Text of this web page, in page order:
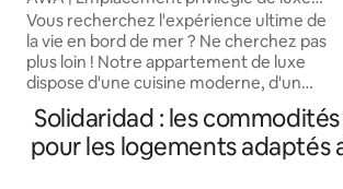
avec deux chambres - Playacar
Vous recherchez l'expérience ultime de
la vie en bord de mer ? Ne cherchez pas
plus loin ! Notre appartement de luxe
dispose d'une cuisine moderne, d'un
salon confortable et de chambres
confortables - le tout au cœur de la ville.
Bénéficiant d'un emplacement
privilégié, vous serez à quelques pas de
Solidaridad : les
pour les logements adaptés